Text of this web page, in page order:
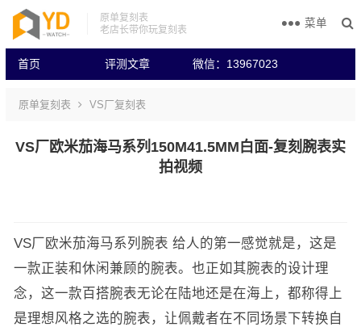
原单复刻表
老店长带你玩复刻表
首页 评测文章 微信：13967023
菜单
原单复刻表 VS厂复刻表
VS厂欧米茄海马系列150M41.5MM白面-复刻腕表实
拍视频
VS厂欧米茄海马系列腕表 给人的第一感觉就是，这是
一款正装和休闲兼顾的腕表。也正如其腕表的设计理
念，这一款百搭腕表无论在陆地还是在海上，都称得上
是理想风格之选的腕表，让佩戴者在不同场景下转换自